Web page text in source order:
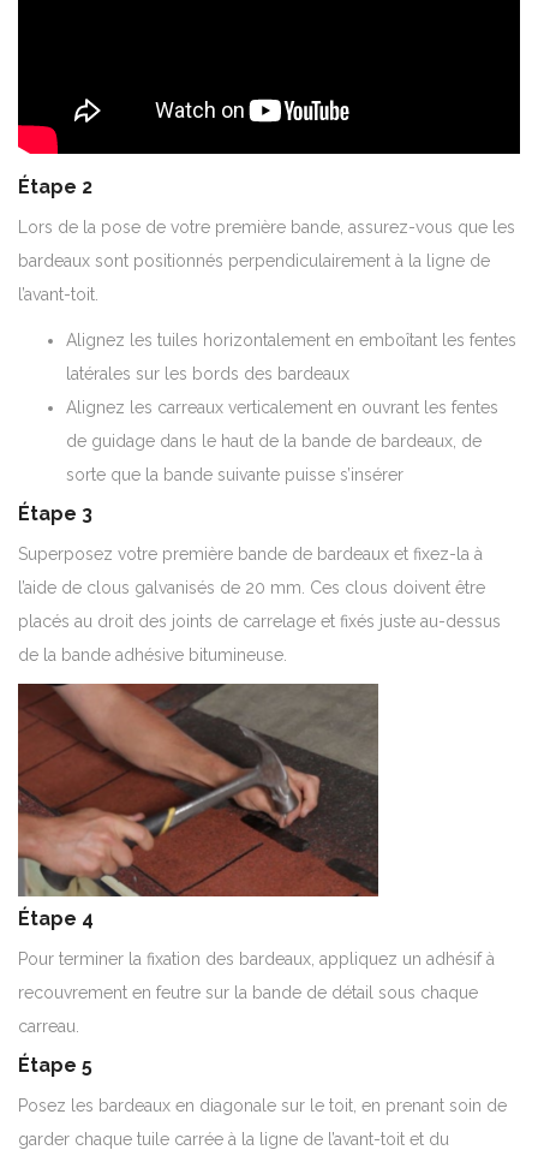
Étape 2
Lors de la pose de votre première bande, assurez-vous que les
bardeaux sont positionnés perpendiculairement à la ligne de
l’avant-toit.
Alignez les tuiles horizontalement en emboîtant les fentes
latérales sur les bords des bardeaux
Alignez les carreaux verticalement en ouvrant les fentes
de guidage dans le haut de la bande de bardeaux, de
sorte que la bande suivante puisse s’insérer
Étape 3
Superposez votre première bande de bardeaux et fixez-la à
l’aide de clous galvanisés de 20 mm. Ces clous doivent être
placés au droit des joints de carrelage et fixés juste au-dessus
de la bande adhésive bitumineuse.
Étape 4
Pour terminer la fixation des bardeaux, appliquez un adhésif à
recouvrement en feutre sur la bande de détail sous chaque
carreau.
Étape 5
Posez les bardeaux en diagonale sur le toit, en prenant soin de
garder chaque tuile carrée à la ligne de l’avant-toit et du